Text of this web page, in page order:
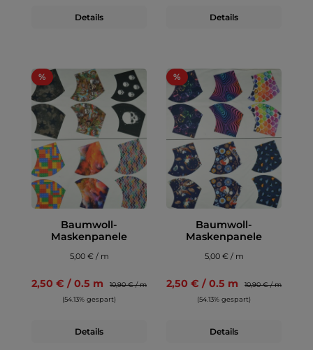
Details Details
%
Baumwoll-
Maskenpanele
5,00 € / m
2,50 € / 0.5 m
10,90 € / m
(54.13% gespart)
Details
%
Baumwoll-
Maskenpanele
5,00 € / m
2,50 € / 0.5 m
10,90 € / m
(54.13% gespart)
Details